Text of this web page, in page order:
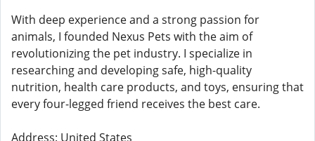
With deep experience and a strong passion for
animals, I founded Nexus Pets with the aim of
revolutionizing the pet industry. I specialize in
researching and developing safe, high-quality
nutrition, health care products, and toys, ensuring that
every four-legged friend receives the best care.
Address: United States